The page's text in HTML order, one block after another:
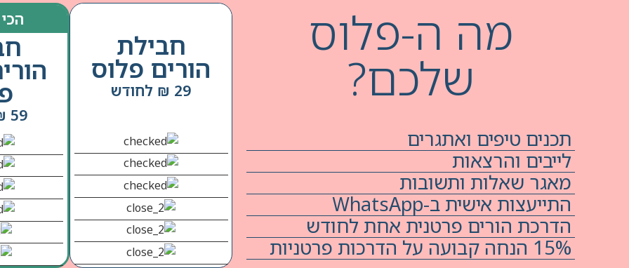
מה ה-פלוס
שלכם?
תכנים טיפים ואתגרים
לייבים והרצאות
מאגר שאלות ותשובות
התייעצות אישית ב-WhatsApp
הדרכת הורים פרטנית אחת לחודש
15% הנחה קבועה על הדרכות פרטניות
חבילת
הורים פלוס
29 ₪ לחודש
59 ₪ לחודש